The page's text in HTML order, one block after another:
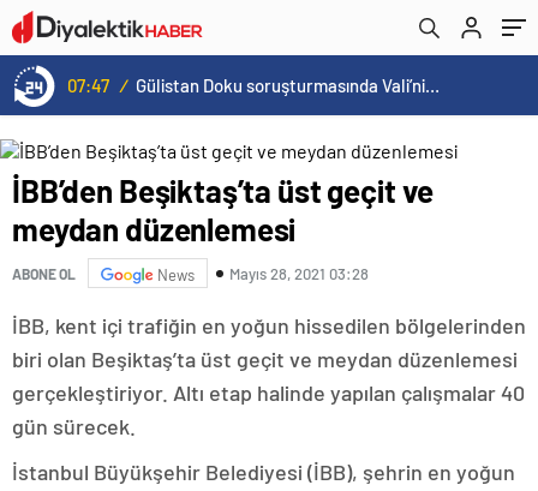
07:47 / Gülistan Doku soruşturmasında Vali’nin eşi de gözaltında
İBB’den Beşiktaş’ta üst geçit ve
meydan düzenlemesi
ABONE OL News Mayıs 28, 2021 03:28
İBB, kent içi trafiğin en yoğun hissedilen bölgelerinden
biri olan Beşiktaş’ta üst geçit ve meydan düzenlemesi
gerçekleştiriyor. Altı etap halinde yapılan çalışmalar 40
gün sürecek.
İstanbul Büyükşehir Belediyesi (İBB), şehrin en yoğun